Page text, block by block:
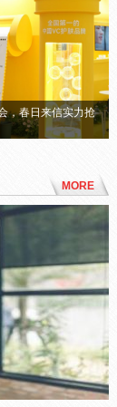
，春日来信实力抢
MORE